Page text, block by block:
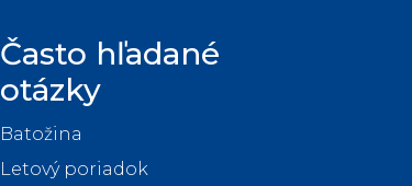
Často hľadané
otázky
Batožina
Letový poriadok